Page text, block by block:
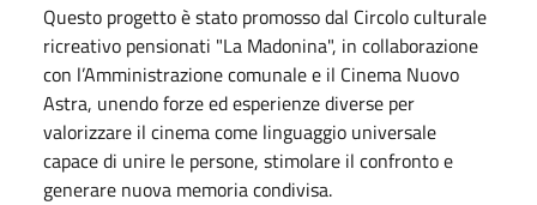
Questo progetto è stato promosso dal Circolo culturale
ricreativo pensionati "La Madonina", in collaborazione
con l’Amministrazione comunale e il Cinema Nuovo
Astra, unendo forze ed esperienze diverse per
valorizzare il cinema come linguaggio universale
capace di unire le persone, stimolare il confronto e
generare nuova memoria condivisa.